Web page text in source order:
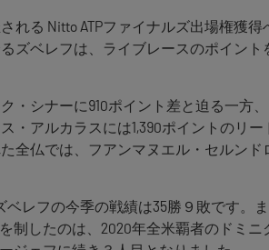
れる Nitto ATPファイナルズ出場権獲得
ズベレフは、ライブレースのポイント
・シナーに910ポイント差と迫る一方
・アルカラスには1,390ポイントのリー
全仏では、フアンマヌエル・セルンド
ベレフの今季の戦績は35勝９敗です。ま
制したのは、2020年全米覇者のドミニ